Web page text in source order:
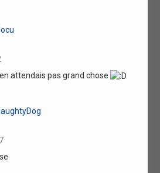
attendais pas grand chose